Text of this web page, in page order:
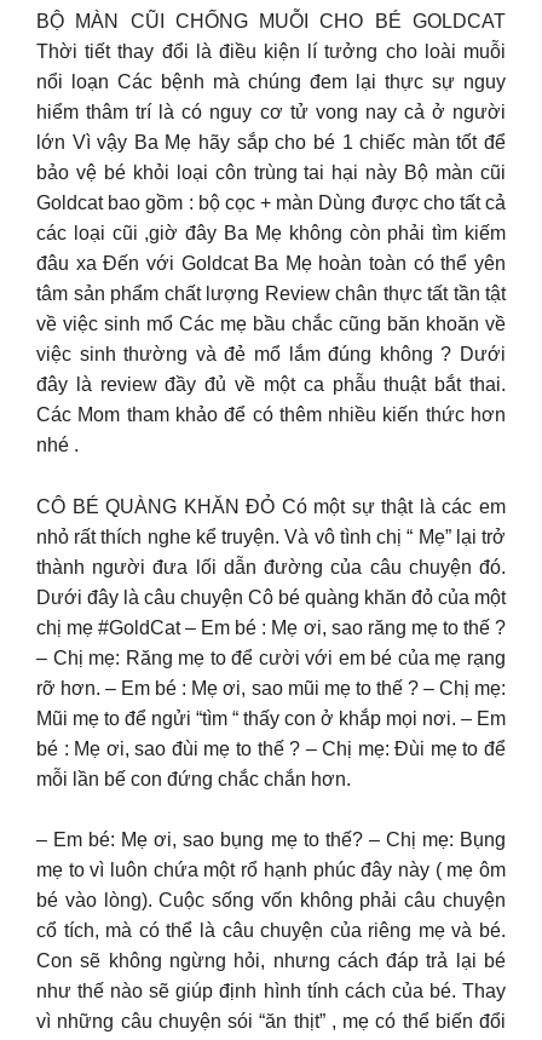
BỘ MÀN CŨI CHỐNG MUỖI CHO BÉ GOLDCAT
Thời tiết thay đổi là điều kiện lí tưởng cho loài muỗi
nổi loạn Các bệnh mà chúng đem lại thực sự nguy
hiểm thâm trí là có nguy cơ tử vong nay cả ở người
lớn Vì vậy Ba Mẹ hãy sắp cho bé 1 chiếc màn tốt để
bảo vệ bé khỏi loại côn trùng tai hại này Bộ màn cũi
Goldcat bao gồm : bộ cọc + màn Dùng được cho tất cả
các loại cũi ,giờ đây Ba Mẹ không còn phải tìm kiếm
đâu xa Đến với Goldcat Ba Mẹ hoàn toàn có thể yên
tâm sản phẩm chất lượng Review chân thực tất tần tật
về việc sinh mổ Các mẹ bầu chắc cũng băn khoăn về
việc sinh thường và đẻ mổ lắm đúng không ? Dưới
đây là review đầy đủ về một ca phẫu thuật bắt thai.
Các Mom tham khảo để có thêm nhiều kiến thức hơn
nhé .
CÔ BÉ QUÀNG KHĂN ĐỎ Có một sự thật là các em
nhỏ rất thích nghe kể truyện. Và vô tình chị “ Mẹ” lại trở
thành người đưa lối dẫn đường của câu chuyện đó.
Dưới đây là câu chuyện Cô bé quàng khăn đỏ của một
chị mẹ #GoldCat – Em bé : Mẹ ơi, sao răng mẹ to thế ?
– Chị mẹ: Răng mẹ to để cười với em bé của mẹ rạng
rỡ hơn. – Em bé : Mẹ ơi, sao mũi mẹ to thế ? – Chị mẹ:
Mũi mẹ to để ngửi “tìm “ thấy con ở khắp mọi nơi. – Em
bé : Mẹ ơi, sao đùi mẹ to thế ? – Chị mẹ: Đùi mẹ to để
mỗi lần bế con đứng chắc chắn hơn.
– Em bé: Mẹ ơi, sao bụng mẹ to thế? – Chị mẹ: Bụng
mẹ to vì luôn chứa một rổ hạnh phúc đây này ( mẹ ôm
bé vào lòng). Cuộc sống vốn không phải câu chuyện
cổ tích, mà có thể là câu chuyện của riêng mẹ và bé.
Con sẽ không ngừng hỏi, nhưng cách đáp trả lại bé
như thế nào sẽ giúp định hình tính cách của bé. Thay
vì những câu chuyện sói “ăn thịt” , mẹ có thể biến đổi